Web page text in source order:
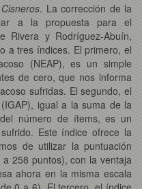
. La corrección de la
a la propuesta para el
Rivera y Rodríguez-Abuín,
a tres índices. El primero, el
(NEAP), es un simple
de cero, que nos informa
sufridas. El segundo, el
igual a la suma de la
número de ítems, es un
Este índice ofrece la
de utilizar la puntuación
258 puntos), con la ventaja
ahora en la misma escala